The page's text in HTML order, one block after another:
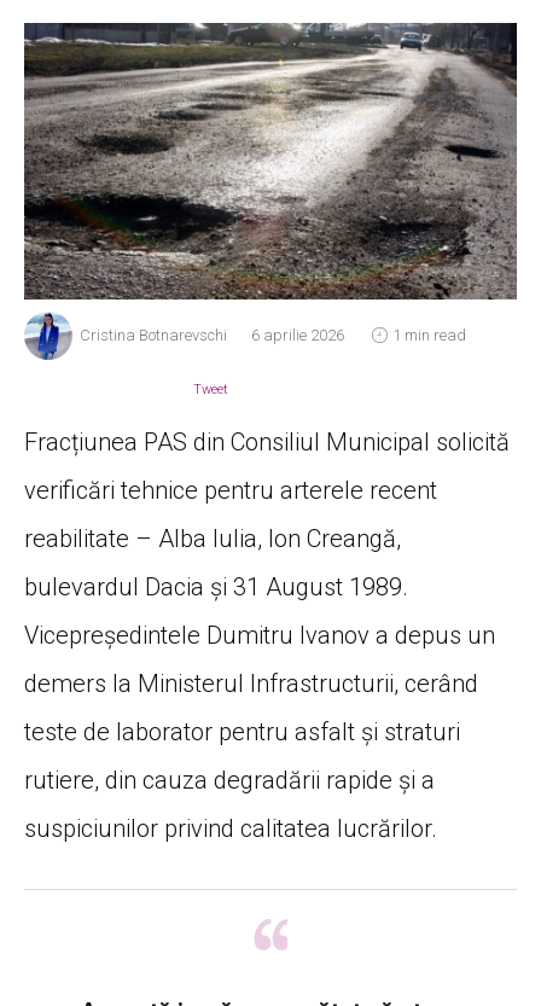
Cristina Botnarevschi 6 aprilie 2026 1 min read
Tweet
Fracțiunea PAS din Consiliul Municipal solicită
verificări tehnice pentru arterele recent
reabilitate – Alba Iulia, Ion Creangă,
bulevardul Dacia și 31 August 1989.
Vicepreședintele Dumitru Ivanov a depus un
demers la Ministerul Infrastructurii, cerând
teste de laborator pentru asfalt și straturi
rutiere, din cauza degradării rapide și a
suspiciunilor privind calitatea lucrărilor.